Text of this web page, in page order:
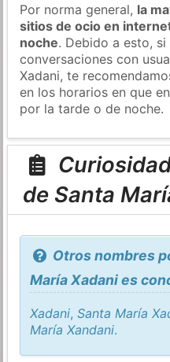
Por norma general, la
sitios de ocio en
noche. Debido a esto,
conversaciones con
Xadani, te
en los horarios en que
por la tarde o de noche.
de Santa
Otros nombres
María Xadani es
Xadani,Santa María
María Xandani.